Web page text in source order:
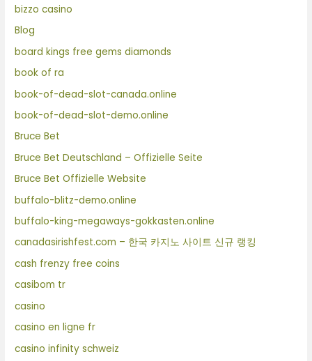
bizzo casino
Blog
board kings free gems diamonds
book of ra
book-of-dead-slot-canada.online
book-of-dead-slot-demo.online
Bruce Bet
Bruce Bet Deutschland – Offizielle Seite
Bruce Bet Offizielle Website
buffalo-blitz-demo.online
buffalo-king-megaways-gokkasten.online
canadasirishfest.com – 한국 카지노 사이트 신규 랭킹
cash frenzy free coins
casibom tr
casino
casino en ligne fr
casino infinity schweiz